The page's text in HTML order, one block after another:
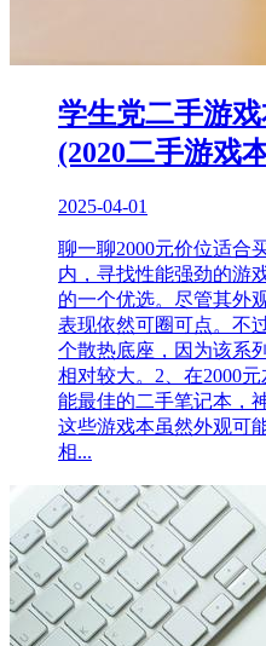
学生党二手游
(2020二手游戏
2025-04-01
聊一聊2000元价位适合
内，寻找性能强劲的游
的一个优选。尽管其外
表现依然可圈可点。不
个散热底座，因为该系
相对较大。2、在2000
能最佳的二手笔记本，
这些游戏本虽然外观可
相...